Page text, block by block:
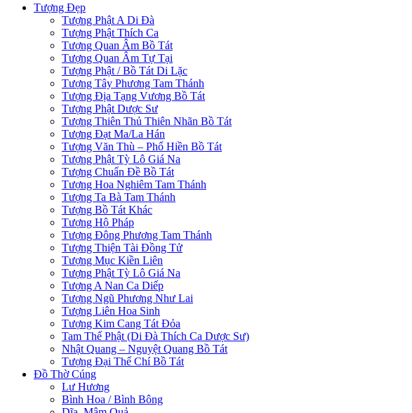
Tượng Đẹp
Tượng Phật A Di Đà
Tượng Phật Thích Ca
Tượng Quan Âm Bồ Tát
Tượng Quan Âm Tự Tại
Tượng Phật / Bồ Tát Di Lặc
Tượng Tây Phương Tam Thánh
Tượng Địa Tạng Vương Bồ Tát
Tượng Phật Dược Sư
Tượng Thiên Thủ Thiên Nhãn Bồ Tát
Tượng Đạt Ma/La Hán
Tượng Văn Thù – Phổ Hiền Bồ Tát
Tượng Phật Tỳ Lô Giá Na
Tượng Chuẩn Đề Bồ Tát
Tượng Hoa Nghiêm Tam Thánh
Tượng Ta Bà Tam Thánh
Tượng Bồ Tát Khác
Tượng Hộ Pháp
Tượng Đông Phương Tam Thánh
Tượng Thiện Tài Đồng Tử
Tượng Mục Kiền Liên
Tượng Phật Tỳ Lô Giá Na
Tượng A Nan Ca Diếp
Tượng Ngũ Phương Như Lai
Tượng Liên Hoa Sinh
Tượng Kim Cang Tát Đỏa
Tam Thế Phật (Di Đà Thích Ca Dược Sư)
Nhật Quang – Nguyệt Quang Bồ Tát
Tượng Đại Thế Chí Bồ Tát
Đồ Thờ Cúng
Lư Hương
Bình Hoa / Bình Bông